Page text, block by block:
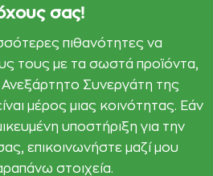
σας!
πιθανότητες να
τους με τα σωστά προϊόντα,
Συνεργάτη της
μέρος μιας κοινότητας. Εάν
υποστήριξη για την
επικοινωνήστε μαζί μου
στοιχεία.